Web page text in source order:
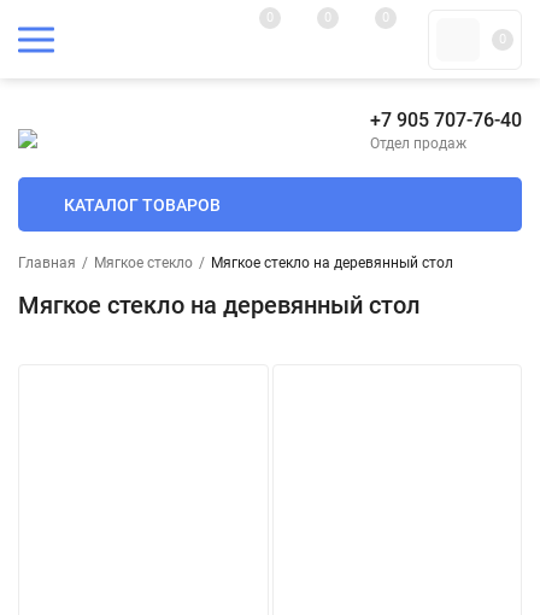
0 0
0
0
+7 905 707-76-40
Отдел продаж
КАТАЛОГ ТОВАРОВ
Главная / Мягкое стекло / Мягкое стекло на деревянный стол
Мягкое стекло на деревянный стол